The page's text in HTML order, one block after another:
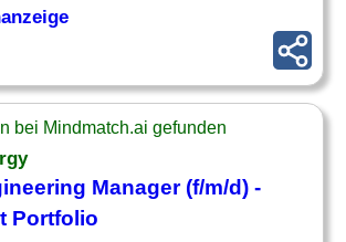
bei Mindmatch.ai gefunden
Manager(f/m/d) -
Portfolio